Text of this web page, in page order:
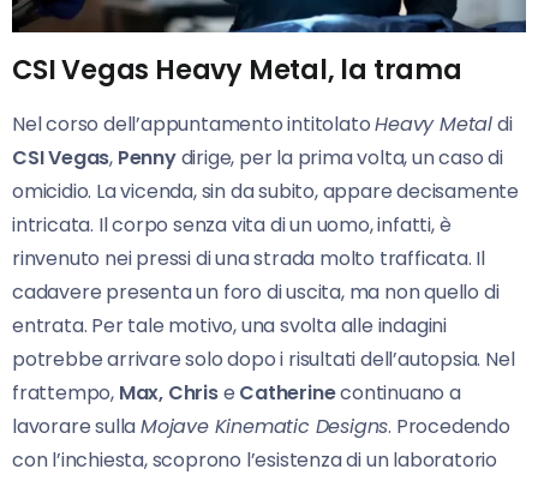
CSI Vegas Heavy Metal, la trama
Nel corso dell’appuntamento intitolatoHeavy Metaldi
CSI Vegas, Pennydirige, per la prima volta, un caso di
omicidio. La vicenda, sin da subito, appare decisamente
intricata. Il corpo senza vita di un uomo, infatti, è
rinvenuto nei pressi di una strada molto trafficata. Il
cadavere presenta un foro di uscita, ma non quello di
entrata. Per tale motivo, una svolta alle indagini
potrebbe arrivare solo dopo i risultati dell’autopsia. Nel
frattempo, Max, Chrise Catherinecontinuano a
lavorare sullaMojave Kinematic Designs. Procedendo
con l’inchiesta, scoprono l’esistenza di un laboratorio